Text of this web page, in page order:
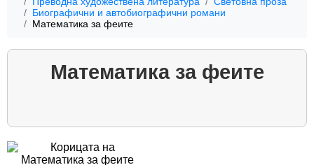
Биографични и автобиографични романи
Математика за феите
Математика за феите